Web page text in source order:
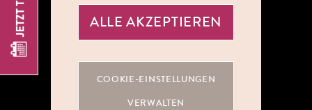
ALLE AKZEPTIEREN
COOKIE-EINSTELLUNGEN
VERWALTEN
ÜBER UNS